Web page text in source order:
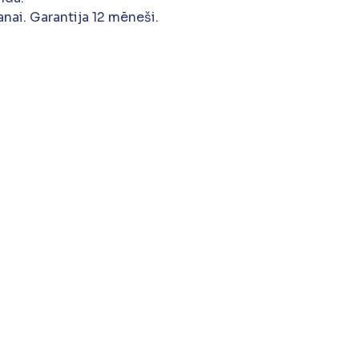
Garantija 12 mēneši.